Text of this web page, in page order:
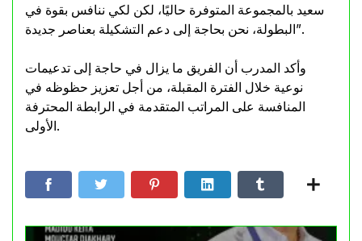
سعيد بالمجموعة المتوفرة حاليًا، لكن لكي ننافس بقوة في
البطولة، نحن بحاجة إلى دعم التشكيلة بعناصر جديدة”.
وأكد المدرب أن الفريق ما يزال في حاجة إلى تدعيمات
نوعية خلال الفترة المقبلة، من أجل تعزيز حظوظه في
المنافسة على المراتب المتقدمة في الرابطة المحترفة
الأولى.